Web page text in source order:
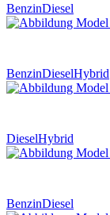
BenzinDiesel
BenzinDieselHybrid
DieselHybrid
BenzinDiesel